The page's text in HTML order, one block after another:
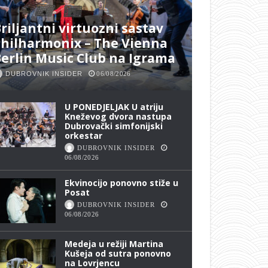
virtuozni sastav
– The Vienna
Music Club na Igrama
DUBROVNIK INSIDER 06/08/2026
U PONEDJELJAK U atriju
Kneževog dvora nastupa
Dubrovački simfonijski
orkestar
DUBROVNIK INSIDER
06/08/2026
Ekvinocijo ponovno stiže u
Posat
DUBROVNIK INSIDER
06/08/2026
Medeja u režiji Martina
Kušeja od sutra ponovno
na Lovrjencu